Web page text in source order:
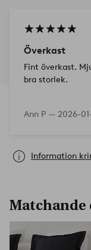
Överkast
Fint överkast.
bra storlek.
Ann P — 2026-
Information
Matchande